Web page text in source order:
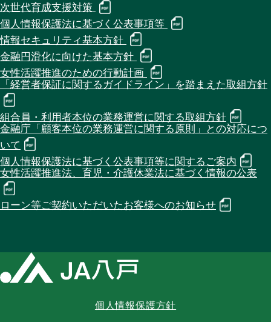
次世代育成支援対策
個人情報保護法に基づく公表事項等
情報セキュリティ基本方針
金融円滑化に向けた基本方針
女性活躍推進のための行動計画
「経営者保証に関するガイドライン」を踏まえた取組方針
組合員・利用者本位の業務運営に関する取組方針
金融庁「顧客本位の業務運営に関する原則」との対応につ
いて
個人情報保護法に基づく公表事項等に関するご案内
女性活躍推進法、育児・介護休業法に基づく情報の公表
ローン等ご契約いただいたお客様へのお知らせ
個人情報保護方針